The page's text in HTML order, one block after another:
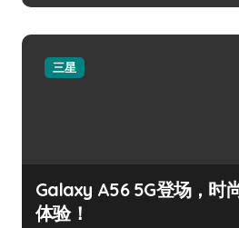
三星
Galaxy A56 5G登场，时
体验！